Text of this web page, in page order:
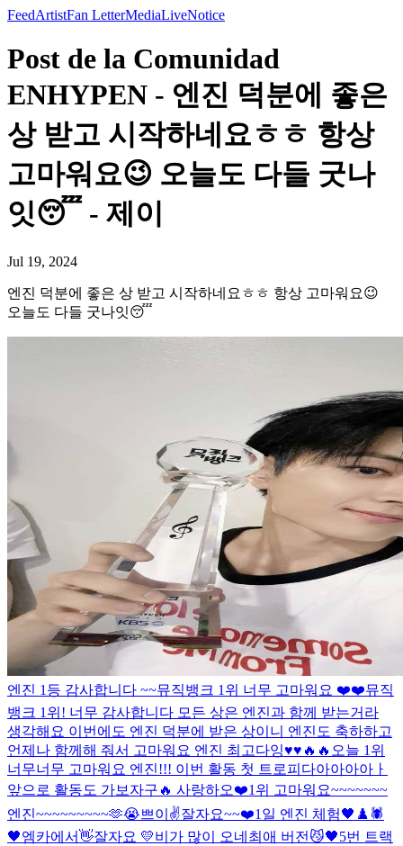
FeedArtistFan LetterMediaLiveNotice
Post de la Comunidad
ENHYPEN - 엔진 덕분에 좋은
상 받고 시작하네요ㅎㅎ 항상
고마워요😉 오늘도 다들 굿나
잇😴 - 제이
Jul 19, 2024
엔진 덕분에 좋은 상 받고 시작하네요ㅎㅎ 항상 고마워요😉
오늘도 다들 굿나잇😴
엔진 1등 감사합니다 ~~뮤직뱅크 1위 너무 고마워요 ❤️❤️뮤직
뱅크 1위! 너무 감사합니다 모든 상은 엔진과 함께 받는거라
생각해요 이번에도 엔진 덕분에 받은 상이니 엔진도 축하하고
언제나 함께해 줘서 고마워요 엔진 최고다잉♥️♥️🔥🔥 오늘 1위
너무너무 고마워요 엔진!!! 이번 활동 첫 트로피다아아아아ㅏ
앞으로 활동도 가보자구🔥 사랑하오❤️1위 고마워요~~~~~~~
엔진~~~~~~~~~🫶😭쁘이✌️잘자요~~❤️1일 엔진 체험🖤♟️🕷
🖤엠카에서👋잘자요 💛비가 많이 오네 최애 버전😼🖤5번 트랙